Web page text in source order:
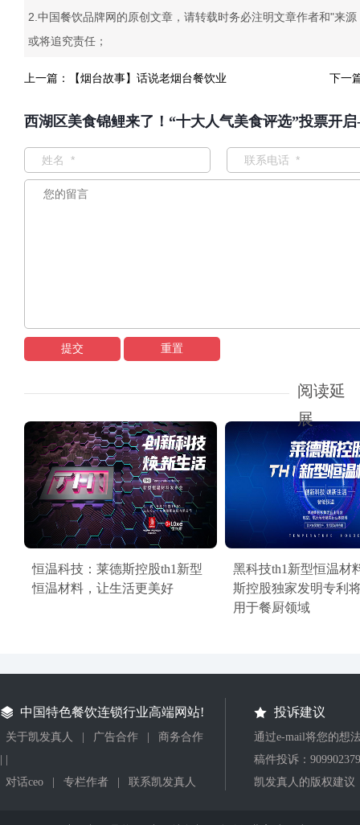
2.中国餐饮品牌网的原创文章，请转载时务必注明文章作者和"来
或将追究责任；
上一篇： 【烟台故事】话说老烟台餐饮业 下一
西湖区美食锦鲤来了！“十大人气美食评选”投票开
提交 重置
阅读延
展
恒温科技：莱德斯控股th1新型
恒温材料，让生活更美好
黑科技th1新型恒温材
斯控股独家发明专利
用于餐厨领域
中国特色餐饮连锁行业高端网站!
关于凯发真人 广告合作
商务合作
对话ceo
专栏作者 联系凯发真人
投诉建议
通过e-mail将您的想
稿件投诉：
凯发真人的版权建议